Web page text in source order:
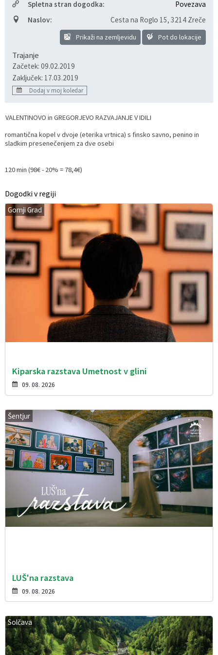
Spletna stran dogodka:
Povezava
Naslov:
Cesta na Roglo 15, 3214 Zreče
Prikaži na zemljevidu Pot do lokacije
Trajanje
Začetek: 09.02.2019
Zaključek: 17.03.2019
Dodaj v moj koledar
VALENTINOVO in GREGORJEVO RAZVAJANJE V IDILI
romantična kopel v dvoje (eterika vrtnica) s finsko savno, penino in
sladkim presenečenjem za dve osebi
120 min (98€ - 20% = 78,4€)
Dogodki v regiji
Gornji Grad
Kiparska razstava Umetnost v glini
09. 08. 2026
Šentjur
LUŠ'na razstava
09. 08. 2026
Solčava
Fotogalerija
Vizitka
Informacije javnega značaja
Lokalne volitve
Varuhov kotiček
Lokacije defibrilatorjev